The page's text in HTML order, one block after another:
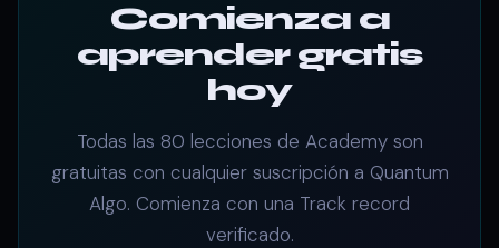
Comienza a
aprender gratis
hoy
Todas las 80 lecciones de Academy son
gratuitas con cualquier suscripción a Quantum
Algo. Comienza con una Track record
verificado.